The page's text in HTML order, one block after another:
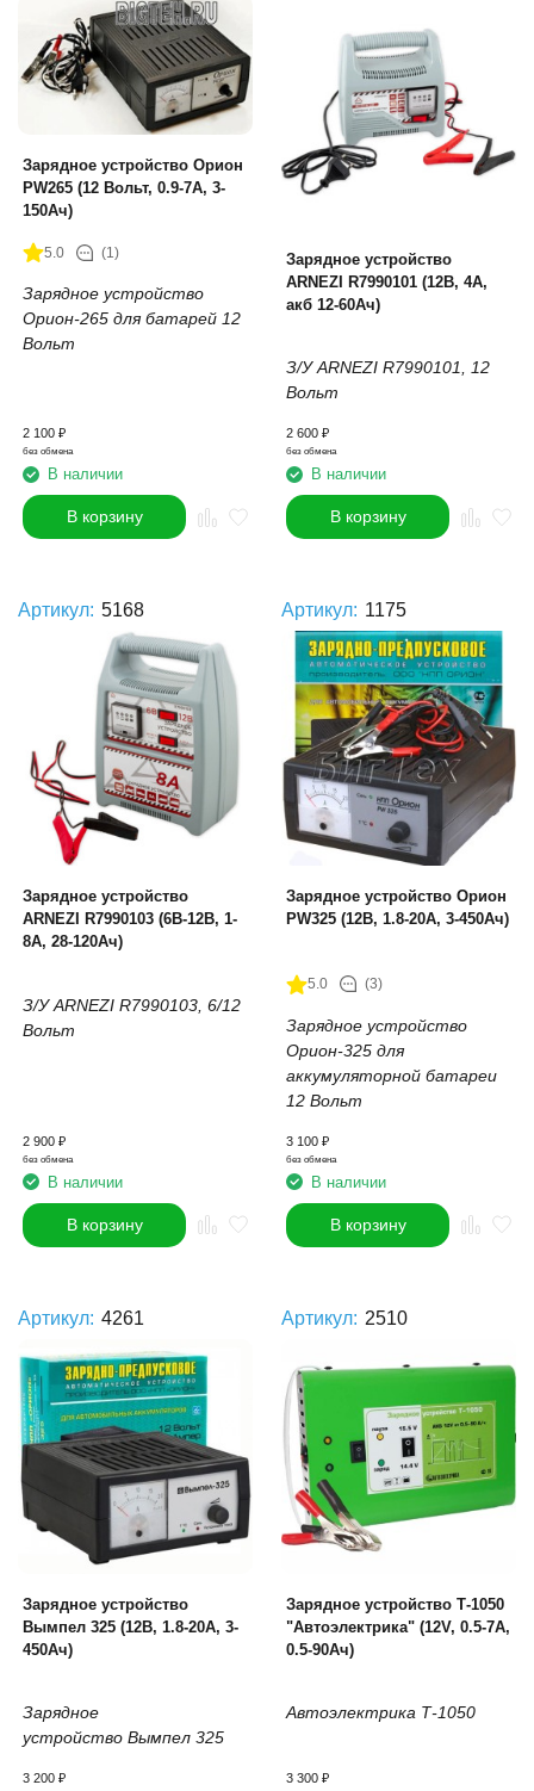
Зарядное устройство Орион
PW265 (12 Вольт, 0.9-7А, 3-
150Ач)
5.0 (1)
Зарядное устройство
Орион-265 для батарей 12
Вольт
2 100 ₽
без обмена
В наличии
В корзину
Зарядное устройство
ARNEZI R7990101 (12В, 4А,
акб 12-60Ач)
З/У ARNEZI R7990101,
12
Вольт
2 600 ₽
без обмена
В наличии
В корзину
Артикул: 5168
Зарядное устройство
ARNEZI R7990103 (6В-12В, 1-
8А, 28-120Ач)
З/У ARNEZI R7990103, 6/12
Вольт
2 900 ₽
без обмена
В наличии
В корзину
Артикул: 1175
Зарядное устройство Орион
PW325 (12В, 1.8-20А, 3-450Ач)
5.0 (3)
Зарядное устройство
Орион-325 для
аккумуляторной батареи
12 Вольт
3 100 ₽
без обмена
В наличии
В корзину
Артикул: 4261
Зарядное устройство
Вымпел 325 (12В, 1.8-20А, 3-
450Ач)
Зарядное
устройство Вымпел 325
3 200 ₽
Артикул: 2510
Зарядное устройство Т-1050
"Автоэлектрика" (12V, 0.5-7А,
0.5-90Ач)
Автоэлектрика Т-1050
3 300 ₽